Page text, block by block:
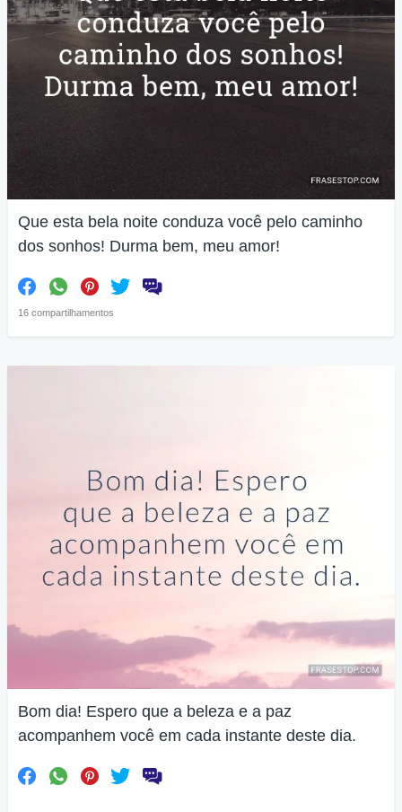
Que esta bela noite conduza você pelo caminho
dos sonhos! Durma bem, meu amor!
16 compartilhamentos
Bom dia! Espero que a beleza e a paz
acompanhem você em cada instante deste dia.